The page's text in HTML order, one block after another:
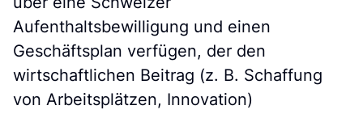
Aufenthaltsbewilligung und einen
Geschäftsplan verfügen, der den
wirtschaftlichen Beitrag (z. B. Schaffung
von Arbeitsplätzen, Innovation)